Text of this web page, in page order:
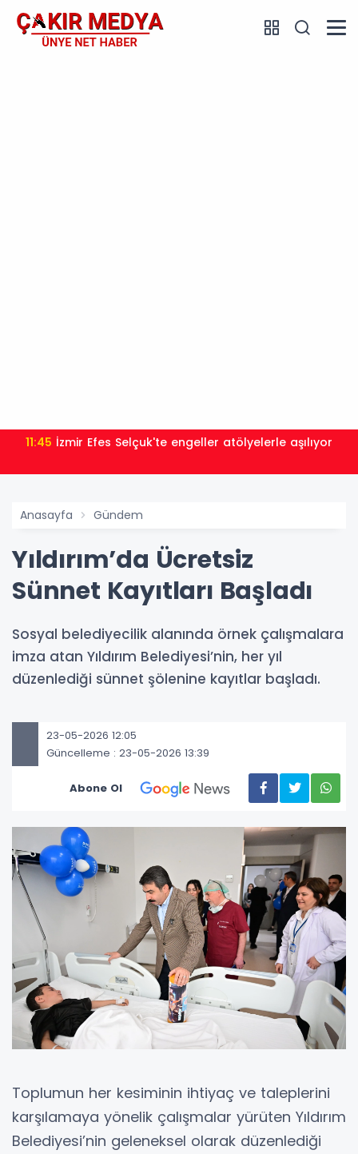
11:45 İzmir Efes Selçuk'te engeller atölyelerle aşılıyor
Anasayfa Gündem
Yıldırım’da Ücretsiz
Sünnet Kayıtları Başladı
Sosyal belediyecilik alanında örnek çalışmalara
imza atan Yıldırım Belediyesi’nin, her yıl
düzenlediği sünnet şölenine kayıtlar başladı.
23-05-2026 12:05
Güncelleme : 23-05-2026 13:39
Abone Ol
Toplumun her kesiminin ihtiyaç ve taleplerini
karşılamaya yönelik çalışmalar yürüten Yıldırım
Belediyesi’nin geleneksel olarak düzenlediği